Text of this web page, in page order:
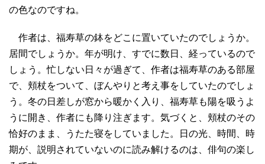
の色なのですね。
作者は、福寿草の鉢をどこに置いていたのでしょうか。
居間でしょうか。年が明け、すでに数日、経っているので
しょう。忙しない日々が過ぎて、作者は福寿草のある部屋
で、頬杖をついて、ぼんやりと考え事をしていたのでしょ
う。冬の日差しが窓から暖かく入り、福寿草も陽を吸うよ
うに開き、作者にも降り注ぎます。気づくと、頬杖のその
恰好のまま、うたた寝をしていました。日の光、時間、時
期が、説明されていないのに読み解けるのは、俳句の楽し